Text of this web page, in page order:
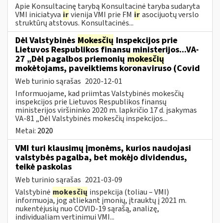
Apie Konsultacinę tarybą Konsultacinė taryba sudaryta
VMI iniciatyva irvienija VMI prie FM irasocijuotų verslo
struktūrų atstovus. Konsultacinės...
Dėl Valstybinės Mokesčių Inspekcijos prie
Lietuvos Respublikos finansų ministerijos...VA-
27 „Dėl pagalbos priemonių mokesčių
mokėtojams, paveiktiems koronaviruso (Covid
Web turinio sąrašas 2020-12-01
Informuojame, kad priimtas Valstybinės mokesčių
inspekcijos prie Lietuvos Respublikos finansų
ministerijos viršininko 2020 m. lapkričio 17 d. įsakymas
VA-81 „Dėl Valstybinės mokesčių inspekcijos...
Metai: 2020
VMI turi klausimų įmonėms, kurios naudojasi
valstybės pagalba, bet mokėjo dividendus,
teikė paskolas
Web turinio sąrašas 2021-03-09
Valstybinė mokesčių inspekcija (toliau – VMI)
informuoja, jog atliekant įmonių, įtrauktų į 2021 m.
nukentėjusių nuo COVID-19 sąrašą, analizę,
individualiam vertinimui VMI...